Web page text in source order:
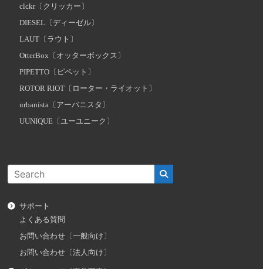
clckr〔クリッカー〕
DIESEL〔ディーゼル〕
LAUT〔ラウト〕
OtterBox〔オッターボックス〕
PIPETTO〔ピペット〕
ROTOR RIOT〔ローター・ライオット〕
urbanista〔アーバニスタ〕
UUNIQUE〔ユーユニーク〕
サポート
よくある質問
お問い合わせ〔一般向け〕
お問い合わせ〔法人向け〕